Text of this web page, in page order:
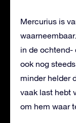
Mercurius is
in de ochtend-
ook nog
minder helder
vaak last hebt
om hem waar